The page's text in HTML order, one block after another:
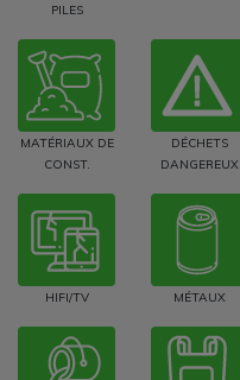
PILES
MATÉRIAUX DE
CONST.
DÉCHETS
DANGEREUX
HIFI/TV MÉTAUX